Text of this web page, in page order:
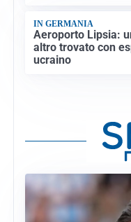
IN GERMANIA
Aeroporto Lipsia:
altro trovato con
ucraino